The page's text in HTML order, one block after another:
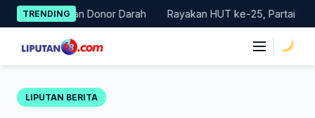
Skip
to
content
TRENDING
Gerakan Donor Darah Rayakan HUT ke-25, Partai Demokrat
LIPUTAN BERITA